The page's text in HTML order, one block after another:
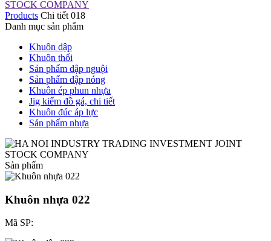
Products Chi tiết 018
Danh mục sản phẩm
Khuôn dập
Khuôn thổi
Sản phẩm dập nguội
Sản phẩm dập nóng
Khuôn ép phun nhựa
Jig kiểm đồ gá, chi tiết
Khuôn đúc áp lực
Sản phẩm nhựa
Sản phẩm
Khuôn nhựa 022
Mã SP: